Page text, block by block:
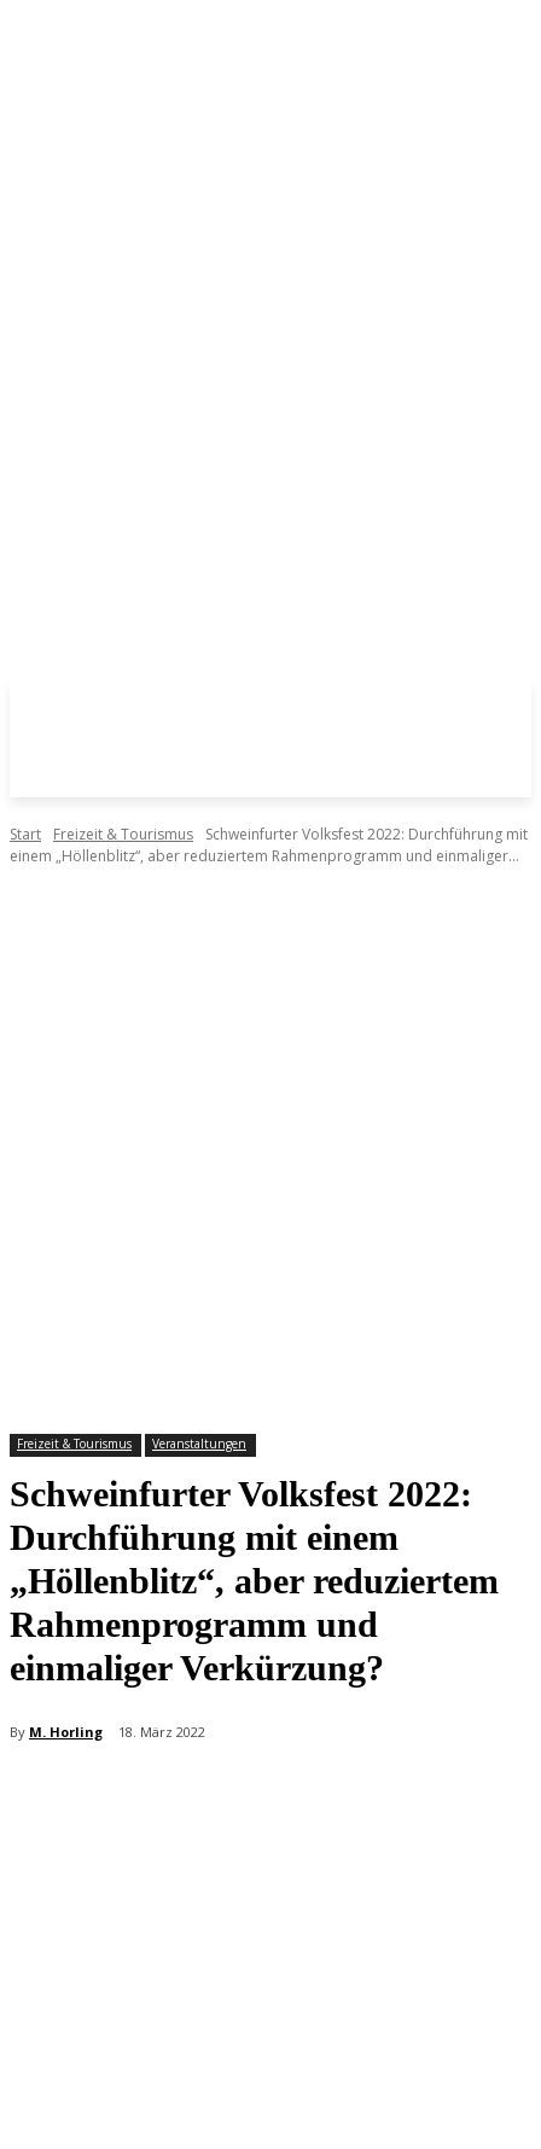
Start Freizeit & Tourismus
Schweinfurter Volksfest 2022: Durchführung mit
einem „Höllenblitz“, aber reduziertem Rahmenprogramm und einmaliger...
Freizeit & Tourismus Veranstaltungen
Schweinfurter Volksfest 2022:
Durchführung mit einem
„Höllenblitz“, aber reduziertem
Rahmenprogramm und
einmaliger Verkürzung?
By M. Horling 18. März 2022